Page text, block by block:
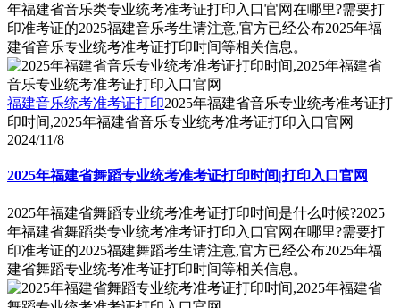
年福建省音乐类专业统考准考证打印入口官网在哪里?需要打
印准考证的2025福建音乐考生请注意,官方已经公布2025年福
建省音乐专业统考准考证打印时间等相关信息。
福建音乐统考准考证打印2025年福建省音乐专业统考准考证打
印时间,2025年福建省音乐专业统考准考证打印入口官网
2024/11/8
2025年福建省舞蹈专业统考准考证打印时间|打印入口官网
2025年福建省舞蹈专业统考准考证打印时间是什么时候?2025
年福建省舞蹈类专业统考准考证打印入口官网在哪里?需要打
印准考证的2025福建舞蹈考生请注意,官方已经公布2025年福
建省舞蹈专业统考准考证打印时间等相关信息。